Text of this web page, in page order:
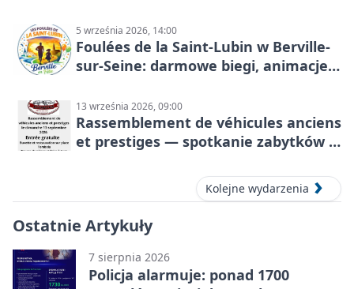
5 września 2026, 14:00
Foulées de la Saint-Lubin w Berville-
sur-Seine: darmowe biegi, animacje i
13 września 2026, 09:00
Rassemblement de véhicules anciens
et prestiges — spotkanie zabytków i
Kolejne wydarzenia
Ostatnie Artykuły
7 sierpnia 2026
Policja alarmuje: ponad 1700